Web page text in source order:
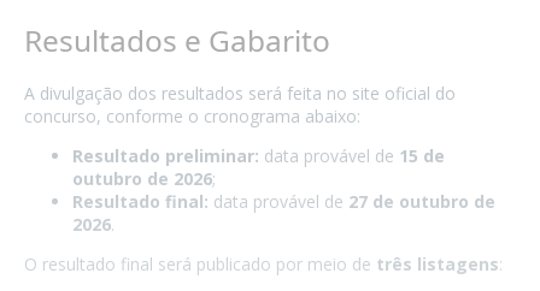
Resultados e Gabarito
A divulgação dos resultados será feita no site oficial do
concurso, conforme o cronograma abaixo:
Resultado preliminar: data provável de 15 de
outubro de 2026;
Resultado final: data provável de 27 de outubro de
2026.
O resultado final será publicado por meio de três listagens: